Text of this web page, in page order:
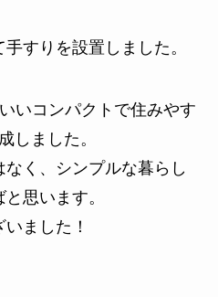
すりを設置しました。
いコンパクトで住みやす
しました。
く、シンプルな暮らし
思います。
ました！